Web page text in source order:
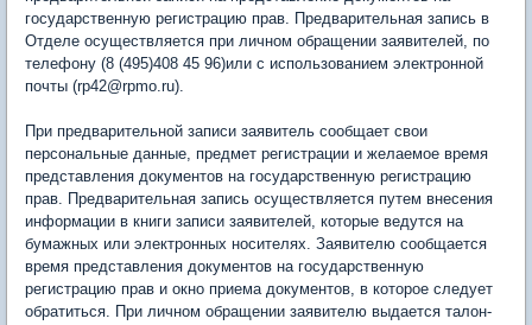
государственную регистрацию прав. Предварительная запись в
Отделе осуществляется при личном обращении заявителей, по
телефону (8 (495)408 45 96)или с использованием электронной
почты (rp42@rpmo.ru).
При предварительной записи заявитель сообщает свои
персональные данные, предмет регистрации и желаемое время
представления документов на государственную регистрацию
прав. Предварительная запись осуществляется путем внесения
информации в книги записи заявителей, которые ведутся на
бумажных или электронных носителях. Заявителю сообщается
время представления документов на государственную
регистрацию прав и окно приема документов, в которое следует
обратиться. При личном обращении заявителю выдается талон-